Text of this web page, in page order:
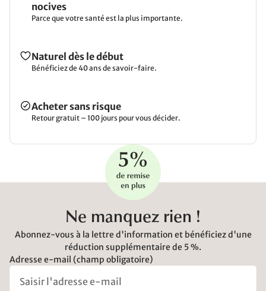
nocives
Parce que votre santé est la plus importante.
Naturel dès le début
Bénéficiez de 40 ans de savoir-faire.
Acheter sans risque
Retour gratuit – 100 jours pour vous décider.
Ne manquez rien !
Abonnez-vous à la lettre d'information et bénéficiez d'une
réduction supplémentaire de 5 %.
Adresse e-mail (champ obligatoire)